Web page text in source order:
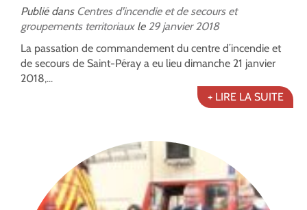
Publié dans Centres d'incendie et de secours et
groupements territoriauxle 29 janvier 2018
La passation de commandement du centre d’incendie et
de secours de Saint-Péray a eu lieu dimanche 21 janvier
2018,...
+ LIRE LA SUITE